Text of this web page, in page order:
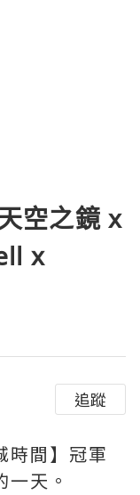
空之鏡 x
x
追蹤
時間】冠軍
天。